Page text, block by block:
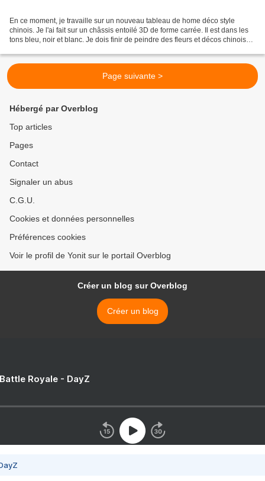
En ce moment, je travaille sur un nouveau tableau de home déco style
chinois. Je l'ai fait sur un châssis entoilé 3D de forme carrée. Il est dans les
tons bleu, noir et blanc. Je dois finir de peindre des fleurs et décos chinoises,
Page suivante >
Hébergé par Overblog
Top articles
Pages
Contact
Signaler un abus
C.G.U.
Cookies et données personnelles
Préférences cookies
Voir le profil de Yonit sur le portail Overblog
Créer un blog sur Overblog
Créer un blog
Royale - DayZ